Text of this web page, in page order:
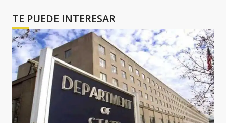
TE PUEDE INTERESAR